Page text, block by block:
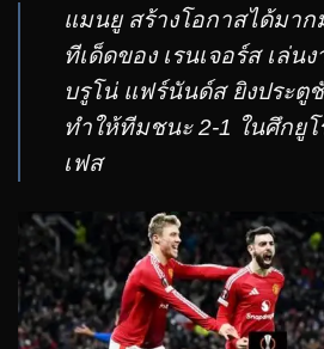
แมนยู สร้างโอกาสได้มา
ทีเด็ดของ เรนเจอร์ส เล่น
บรูโน่ แฟร์นันด์ส ยิงประตู
ทำให้ทีมชนะ 2-1 ในศึกยู
เฟส